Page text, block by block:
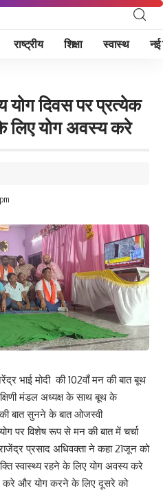
राष्ट्रीय शिक्षा स्वास्थ नई
योग दिवस पर प्रत्येक
लिए योग अवस्य करे
भाई मोदी की 102वाँ मन की बात बूथ
मंडल अध्यक्ष के साथ बूथ के
बात सुनने के बात ओजस्वी
पर विशेष रूप से मन की बात में चर्चा
प्रसाद अधिवक्ता ने कहा 21जून को
स्वास्थ्य रहने के लिए योग अवस्य करे
करे और योग करने के लिए दूसरे को